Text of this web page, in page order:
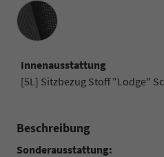
Innenausstattung
Innenausstattung
[5L] Sitzbezug Stoff "Lodge"
Beschreibung
Sonderausstattung: